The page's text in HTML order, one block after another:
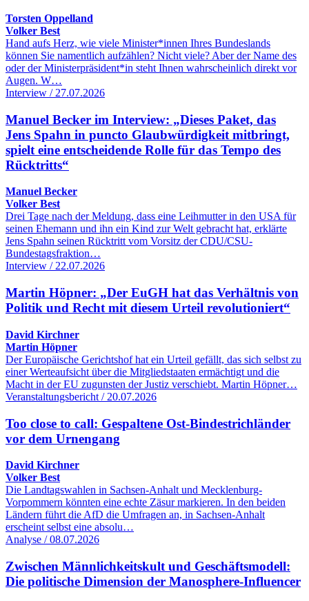
Torsten Oppelland
Volker Best
Hand aufs Herz, wie viele Minister*innen Ihres Bundeslands
können Sie namentlich aufzählen? Nicht viele? Aber der Name des
oder der Ministerpräsident*in steht Ihnen wahrscheinlich direkt vor
Augen. W…
Interview / 27.07.2026
Manuel Becker im Interview: „Dieses Paket, das
Jens Spahn in puncto Glaubwürdigkeit mitbringt,
spielt eine entscheidende Rolle für das Tempo des
Rücktritts“
Manuel Becker
Volker Best
Drei Tage nach der Meldung, dass eine Leihmutter in den USA für
seinen Ehemann und ihn ein Kind zur Welt gebracht hat, erklärte
Jens Spahn seinen Rücktritt vom Vorsitz der CDU/CSU-
Bundestagsfraktion…
Interview / 22.07.2026
Martin Höpner: „Der EuGH hat das Verhältnis von
Politik und Recht mit diesem Urteil revolutioniert“
David Kirchner
Martin Höpner
Der Europäische Gerichtshof hat ein Urteil gefällt, das sich selbst zu
einer Werteaufsicht über die Mitgliedstaaten ermächtigt und die
Macht in der EU zugunsten der Justiz verschiebt. Martin Höpner…
Veranstaltungsbericht / 20.07.2026
Too close to call: Gespaltene Ost-Bindestrichländer
vor dem Urnengang
David Kirchner
Volker Best
Die Landtagswahlen in Sachsen-Anhalt und Mecklenburg-
Vorpommern könnten eine echte Zäsur markieren. In den beiden
Ländern führt die AfD die Umfragen an, in Sachsen-Anhalt
erscheint selbst eine absolu…
Analyse / 08.07.2026
Zwischen Männlichkeitskult und Geschäftsmodell:
Die politische Dimension der Manosphere-Influencer